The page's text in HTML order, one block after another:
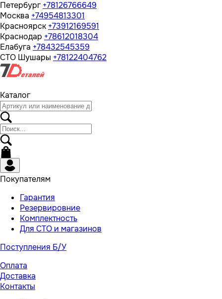
Петербург +78126766649
Москва +74954813301
Красноярск +73912169591
Краснодар +78612018304
Елабуга +78432545359
СТО Шушары +78122404762
Каталог
Покупателям
Гарантия
Резервировние
Комплектность
Для СТО и магазинов
Поступления Б/У
Оплата
Доставка
Контакты